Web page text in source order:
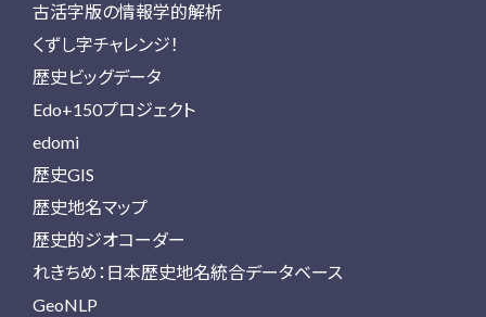
古活字版の情報学的解析
くずし字チャレンジ！
歴史ビッグデータ
Edo+150プロジェクト
edomi
歴史GIS
歴史地名マップ
歴史的ジオコーダー
れきちめ：日本歴史地名統合データベース
GeoNLP